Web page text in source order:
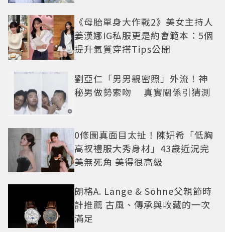
《母胎單身大作戰2》美女主持人
姜漢娜IG私服更是約會範本：5個
提升氣質穿搭Tips公開
劉亞仁「男男親密照」外流！神
秘男做勢索吻 真實關係引猜測
0修圖真面目太扯！陳妍希「低胸
高衩禮服大秀身材」43歲近況完
美無死角 美得很高級
朗格A. Lange & Söhne父親節時
計推薦 古風、傳承與收藏的一次
滿足